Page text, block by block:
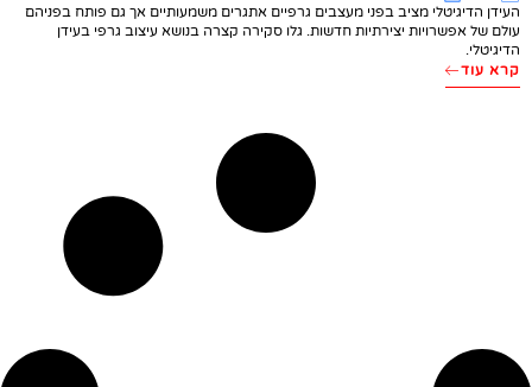
העידן הדיגיטלי מציב בפני מעצבים גרפיים אתגרים משמעותיים אך גם פותח בפניהם
עולם של אפשרויות יצירתיות חדשות. גלו סקירה קצרה בנושא עיצוב גרפי בעידן
הדיגיטלי.
קרא עוד